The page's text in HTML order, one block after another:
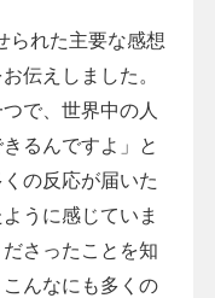
られた主要な感想
伝えしました。
で、世界中の人
るんですよ」と
の反応が届いた
うに感じていま
さったことを知
んなにも多くの